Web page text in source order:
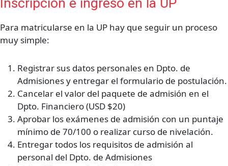
Para matricularse en la UP hay que seguir un proceso
muy simple:
Registrar sus datos personales en Dpto. de
Admisiones y entregar el formulario de postulación.
Cancelar el valor del paquete de admisión en el
Dpto. Financiero (USD $20)
Aprobar los exámenes de admisión con un puntaje
mínimo de 70/100 o realizar curso de nivelación.
Entregar todos los requisitos de admisión al
personal del Dpto. de Admisiones